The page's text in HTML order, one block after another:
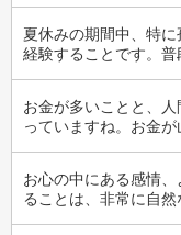
夏休みの期間中、特
経験することです。普
お金が多いことと、
っていますね。お金が
お心の中にある感情
ることは、非常に自然